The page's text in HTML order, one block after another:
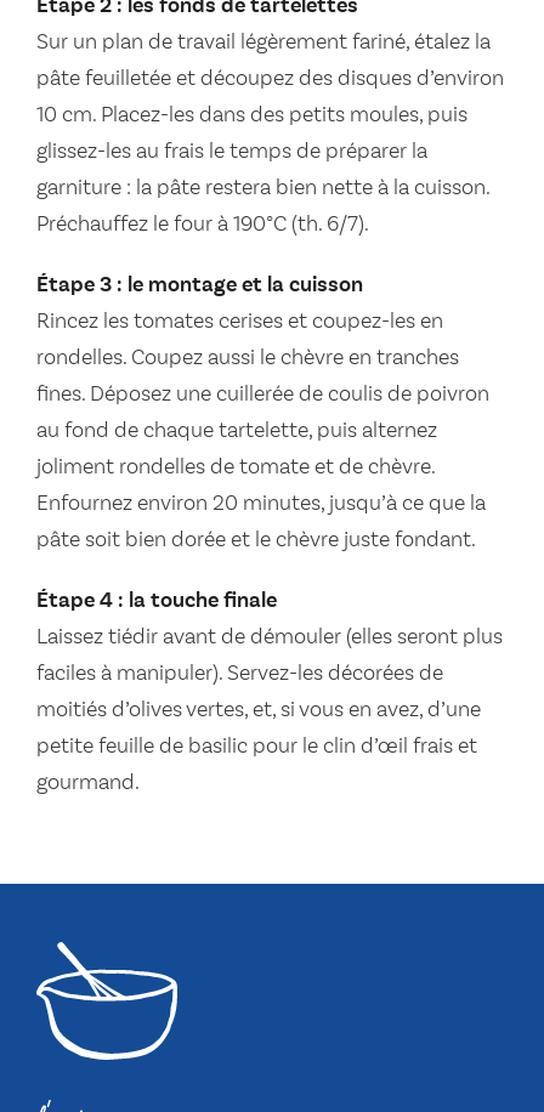
Étape 2 : les fonds de tartelettes
Sur un plan de travail légèrement fariné, étalez la
pâte feuilletée et découpez des disques d’environ
10 cm. Placez-les dans des petits moules, puis
glissez-les au frais le temps de préparer la
garniture : la pâte restera bien nette à la cuisson.
Préchauffez le four à 190°C (th. 6/7).
Étape 3 : le montage et la cuisson
Rincez les tomates cerises et coupez-les en
rondelles. Coupez aussi le chèvre en tranches
fines. Déposez une cuillerée de coulis de poivron
au fond de chaque tartelette, puis alternez
joliment rondelles de tomate et de chèvre.
Enfournez environ 20 minutes, jusqu’à ce que la
pâte soit bien dorée et le chèvre juste fondant.
Étape 4 : la touche finale
Laissez tiédir avant de démouler (elles seront plus
faciles à manipuler). Servez-les décorées de
moitiés d’olives vertes, et, si vous en avez, d’une
petite feuille de basilic pour le clin d’œil frais et
gourmand.